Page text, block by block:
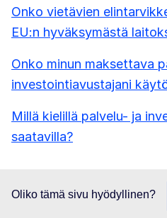
Onko vietävien
EU:n hyväksymästä
Onko minun maksettava
investointiavustajani
Millä kielillä palvelu- ja
saatavilla?
Oliko tämä sivu hyödyllinen?